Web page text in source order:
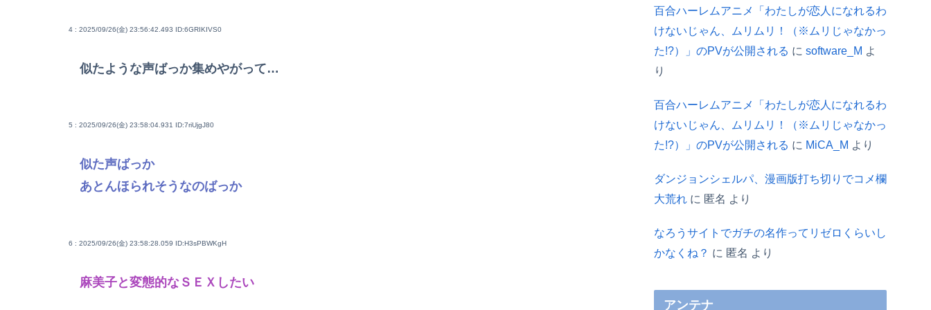
4 : 2025/09/26(金) 23:56:42.493 ID:6GRIKIVS0
似たような声ばっか集めやがって…
5 : 2025/09/26(金) 23:58:04.931 ID:7riUjgJ80
似た声ばっか
あとんほられそうなのばっか
6 : 2025/09/26(金) 23:58:28.059 ID:H3sPBWKgH
麻美子と変態的なＳＥＸしたい
百合ハーレムアニメ「わたしが恋人になれるわ
けないじゃん、ムリムリ！（※ムリじゃなかっ
た!?）」のPVが公開される に software_M よ
り
百合ハーレムアニメ「わたしが恋人になれるわ
けないじゃん、ムリムリ！（※ムリじゃなかっ
た!?）」のPVが公開される に MiCA_M より
ダンジョンシェルパ、漫画版打ち切りでコメ欄
大荒れ に 匿名 より
なろうサイトでガチの名作ってリゼロくらいし
かなくね？ に 匿名 より
アンテナ